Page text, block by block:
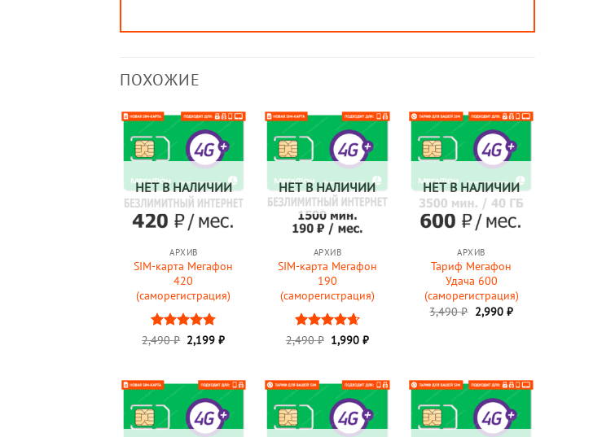
ПОХОЖИЕ
НЕТ В НАЛИЧИИ
АРХИВ
SIM-карта Мегафон
420
(саморегистрация)
Оценка
2,490₽ Первоначальная
цена
2,199₽Текущая
НЕТ В НАЛИЧИИ
АРХИВ
SIM-карта Мегафон
190
(саморегистрация)
Оценка
2,490₽ Первоначальная
цена
1,990₽Текущая
НЕТ В НАЛИЧИИ
АРХИВ
Тариф Мегафон
Удача 600
(саморегистрация)
3,490₽ Первоначальная
цена
2,990 ₽Текущая